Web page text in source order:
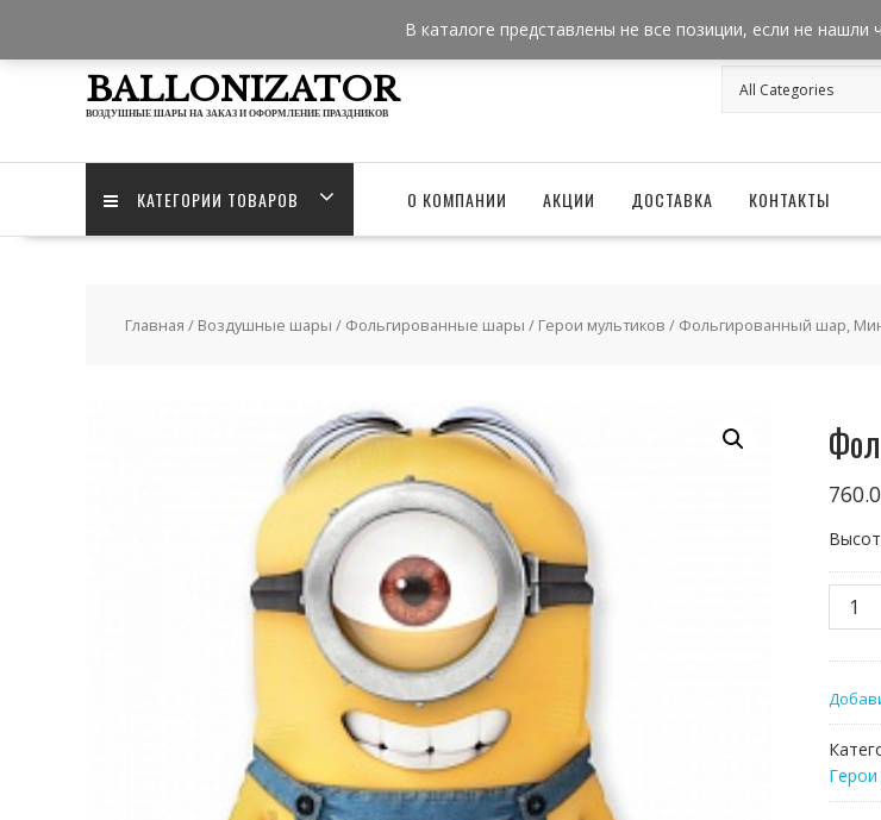
content
BALLONIZATOR
ВОЗДУШНЫЕ ШАРЫ НА ЗАКАЗ И ОФОРМЛЕНИЕ ПРАЗДНИКОВ
КАТЕГОРИИ ТОВАРОВ О КОМПАНИИ АКЦИИ ДОСТАВКА КОНТАКТЫ
Главная / Воздушные шары / Фольгированные шары / Герои мультиков / Фольгированный шар,
товара
В каталоге представлены не все позиции, если не